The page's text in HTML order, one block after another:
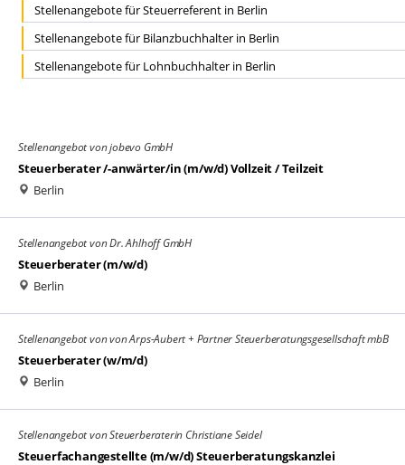
Stellenangebote für Steuerreferent in Berlin
Stellenangebote für Bilanzbuchhalter in Berlin
Stellenangebote für Lohnbuchhalter in Berlin
Stellenangebot von jobevo GmbH
Steuerberater /-anwärter/in (m/w/d) Vollzeit / Teilzeit
Berlin
Stellenangebot von Dr. Ahlhoff GmbH
Steuerberater (m/w/d)
Berlin
Stellenangebot von von Arps-Aubert + Partner Steuerberatungsgesellschaft mbB
Steuerberater (w/m/d)
Berlin
Stellenangebot von Steuerberaterin Christiane Seidel
Steuerfachangestellte (m/w/d) Steuerberatungskanzlei